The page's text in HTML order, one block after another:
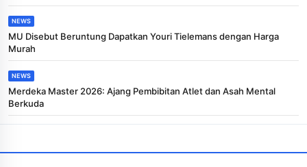
NEWS
MU Disebut Beruntung Dapatkan Youri Tielemans dengan Harga
Murah
NEWS
Merdeka Master 2026: Ajang Pembibitan Atlet dan Asah Mental
Berkuda